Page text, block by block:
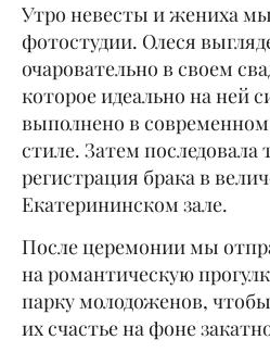
Утро невесты и жениха
фотостудии. Олеся
очаровательно в своем
которое идеально на ней
выполнено в
стиле. Затем последовала
регистрация брака в
Екатерининском зале.
После церемонии мы
на романтическую
парку молодоженов, чтобы
их счастье на фоне